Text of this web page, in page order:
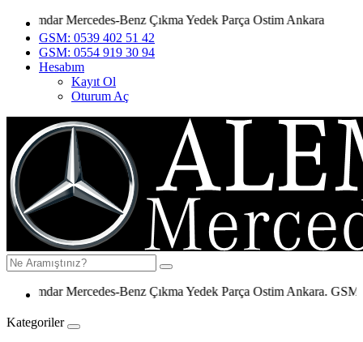
Mercedes-Benz Çıkma Yedek Parça Ostim Ankara
GSM: 0539 402 51 42
GSM: 0554 919 30 94
Hesabım
Kayıt Ol
Oturum Aç
Mercedes-Benz Çıkma Yedek Parça Ostim Ankara. GSM:
Kategoriler